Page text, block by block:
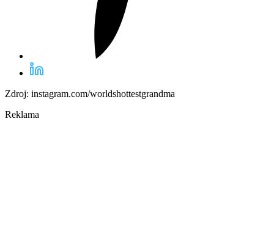
Zdroj: instagram.com/worldshottestgrandma
Reklama